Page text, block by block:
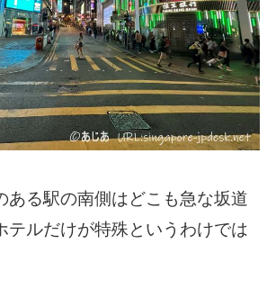
ある駅の南側はどこも急な坂道
テルだけが特殊というわけでは